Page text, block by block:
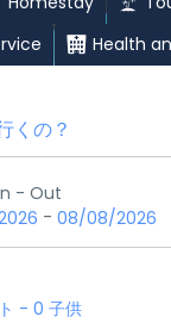
Health
- Out
- 08/08/2026
- 0 子供